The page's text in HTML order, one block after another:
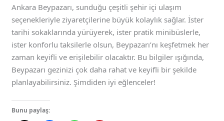
Ankara Beypazarı, sunduğu çeşitli şehir içi ulaşım
seçenekleriyle ziyaretçilerine büyük kolaylık sağlar. İster
tarihi sokaklarında yürüyerek, ister pratik minibüslerle,
ister konforlu taksilerle olsun, Beypazarı’nı keşfetmek her
zaman keyifli ve erişilebilir olacaktır. Bu bilgiler ışığında,
Beypazarı gezinizi çok daha rahat ve keyifli bir şekilde
planlayabilirsiniz. Şimdiden iyi eğlenceler!
Bunu paylaş: